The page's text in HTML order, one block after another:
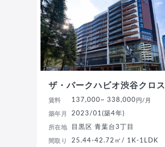
ザ・パークハビオ渋谷クロス
賃料 137,000~ 338,000 円/月
築年月 2023/01(築4年)
所在地 目黒区 青葉台3丁目
間取り 25.44-42.72㎡/ 1K-1LDK